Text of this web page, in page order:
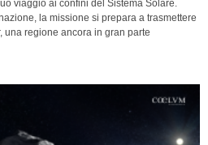
viaggio ai confini del Sistema Solare.
la missione si prepara a trasmettere
una regione ancora in gran parte